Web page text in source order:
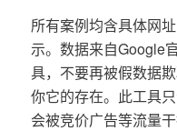
所有案例均含具体网
示。数据来自Google
具，不要再被假数据
你它的存在。此工具
会被竞价广告等流量